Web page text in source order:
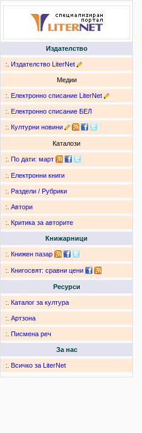
Издателство
:. Издателство LiterNet
Медии
:. Електронно списание LiterNet
:. Електронно списание БЕЛ
:. Културни новини
Каталози
:. По дати: март
:. Електронни книги
:. Раздели / Рубрики
:. Автори
:. Критика за авторите
Книжарници
:. Книжен пазар
:. Книгосвят: сравни цени
Ресурси
:. Каталог за култура
:. Артзона
:. Писмена реч
За нас
:. Всичко за LiterNet